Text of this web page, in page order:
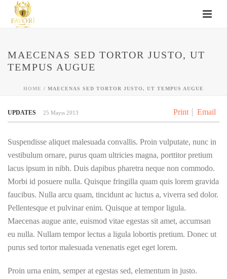
MAECENAS SED TORTOR JUSTO, UT
TEMPUS AUGUE
HOME / MAECENAS SED TORTOR JUSTO, UT TEMPUS AUGUE
Print Email
UPDATES 25 Mayıs 2013
Suspendisse aliquet malesuada convallis. Proin vulputate, nunc in
vestibulum ornare, purus quam ultricies magna, porttitor pretium
lacus ipsum in nibh. Duis dapibus pharetra neque non commodo.
Morbi id posuere nulla. Quisque fringilla quam quis lorem gravida
faucibus. Nulla arcu quam, tincidunt ac luctus a, viverra sed dolor.
Pellentesque et pulvinar enim. Quisque at tempor ligula.
Maecenas augue ante, euismod vitae egestas sit amet, accumsan
eu nulla. Nullam tempor lectus a ligula lobortis pretium. Donec ut
purus sed tortor malesuada venenatis eget eget lorem.
Proin urna enim, semper at egestas sed, elementum in justo.